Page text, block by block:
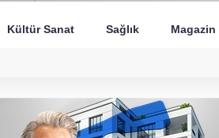
Kültür Sanat Sağlık Magazin